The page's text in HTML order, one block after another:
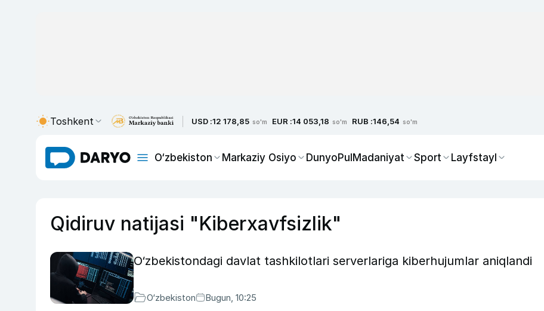
Toshkent USD :12 178,85 so'm EUR :14 053,18 so'm RUB :146,54 so'm
O‘zbekiston Markaziy Osiyo DunyoPulMadaniyat Sport Layfstayl
Qidiruv natijasi "Kiberxavfsizlik"
O‘zbekistondagi davlat tashkilotlari serverlariga kiberhujumlar aniqlandi
O‘zbekiston Bugun, 10:25